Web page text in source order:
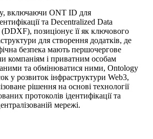
включаючи ONT ID для
та Decentralized Data
позиціонує її як ключового
для створення додатків, де
безпека мають першочергове
компаніям і приватним особам
та обмінюватися ними, Ontology
у розвиток інфраструктури Web3,
рішення на основі технології
протоколів ідентифікації та
мережі.